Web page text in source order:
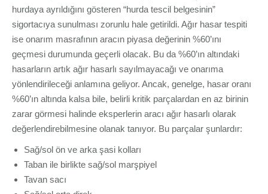
hurdaya ayrıldığını gösteren “hurda tescil belgesinin”
sigortacıya sunulması zorunlu hale getirildi. Ağır hasar tespiti
ise onarım masrafının aracın piyasa değerinin %60’ını
geçmesi durumunda geçerli olacak. Bu da %60’ın altındaki
hasarların artık ağır hasarlı sayılmayacağı ve onarıma
yönlendirileceği anlamına geliyor. Ancak, genelge, hasar oranı
%60’ın altında kalsa bile, belirli kritik parçalardan en az birinin
zarar görmesi halinde eksperlerin aracı ağır hasarlı olarak
değerlendirebilmesine olanak tanıyor. Bu parçalar şunlardır:
Sağ/sol ön ve arka şasi kolları
Taban ile birlikte sağ/sol marşpiyel
Tavan sacı